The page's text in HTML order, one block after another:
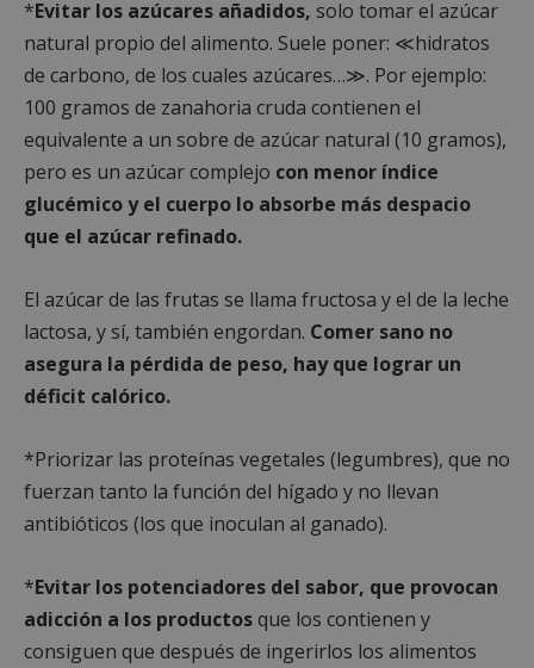
*Evitar los azúcares añadidos, solo tomar el azúcar
natural propio del alimento. Suele poner: ≪hidratos
de carbono, de los cuales azúcares…≫. Por ejemplo:
100 gramos de zanahoria cruda contienen el
equivalente a un sobre de azúcar natural (10 gramos),
pero es un azúcar complejo con menor índice
glucémico y el cuerpo lo absorbe más despacio
que el azúcar refinado.
El azúcar de las frutas se llama fructosa y el de la leche
lactosa, y sí, también engordan. Comer sano no
asegura la pérdida de peso, hay que lograr un
déficit calórico.
*Priorizar las proteínas vegetales (legumbres), que no
fuerzan tanto la función del hígado y no llevan
antibióticos (los que inoculan al ganado).
*Evitar los potenciadores del sabor, que provocan
adicción a los productosque los contienen y
consiguen que después de ingerirlos los alimentos
Cookies estrictamente necesarias
Cookies de rendimiento
Cookies de preferencias
Cookies de funcionalidad
Cookies no clasificadas
Las cookies estrictamente necesarias permiten la
funcionalidad principal del sitio web, como el
las cookies estrictamente necesarias.
Nombre
Proveedor/